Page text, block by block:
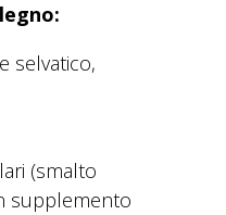
selvatico,
(smalto
supplemento